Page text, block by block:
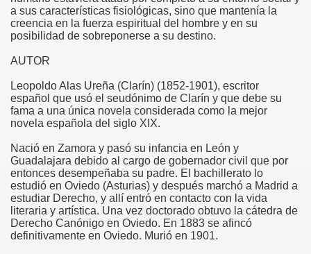
a sus características fisiológicas, sino que mantenía la
creencia en la fuerza espiritual del hombre y en su
posibilidad de sobreponerse a su destino.
AUTOR
Leopoldo Alas Ureña (Clarín) (1852-1901), escritor
español que usó el seudónimo de Clarín y que debe su
fama a una única novela considerada como la mejor
novela española del siglo XIX.
Nació en Zamora y pasó su infancia en León y
Guadalajara debido al cargo de gobernador civil que por
entonces desempeñaba su padre. El bachillerato lo
estudió en Oviedo (Asturias) y después marchó a Madrid a
estudiar Derecho, y allí entró en contacto con la vida
literaria y artística. Una vez doctorado obtuvo la cátedra de
Derecho Canónigo en Oviedo. En 1883 se afincó
definitivamente en Oviedo. Murió en 1901.